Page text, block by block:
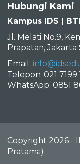
Hubungi Kami
Kampus IDS |
Jl. Melati No.9,
Prapatan, Jakarta
Email:
Telepon: 021 7199
WhatsApp: 0851
Copyright 2026 -
Pratama)